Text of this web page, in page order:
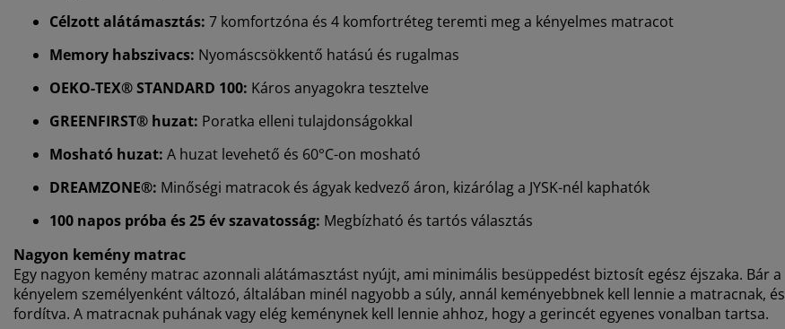
Célzott alátámasztás: 7 komfortzóna és 4 komfortréteg teremti meg a kényelmes matracot
Memory habszivacs: Nyomáscsökkentő hatású és rugalmas
OEKO-TEX® STANDARD 100: Káros anyagokra tesztelve
GREENFIRST® huzat: Poratka elleni tulajdonságokkal
Mosható huzat: A huzat levehető és 60°C-on mosható
DREAMZONE®: Minőségi matracok és ágyak kedvező áron, kizárólag a JYSK-nél kaphatók
100 napos próba és 25 év szavatosság: Megbízható és tartós választás
Nagyon kemény matrac
Egy nagyon kemény matrac azonnali alátámasztást nyújt, ami minimális besüppedést biztosít egész éjszaka. Bár a
kényelem személyenként változó, általában minél nagyobb a súly, annál keményebbnek kell lennie a matracnak, és
fordítva. A matracnak puhának vagy elég keménynek kell lennie ahhoz, hogy a gerincét egyenes vonalban tartsa.